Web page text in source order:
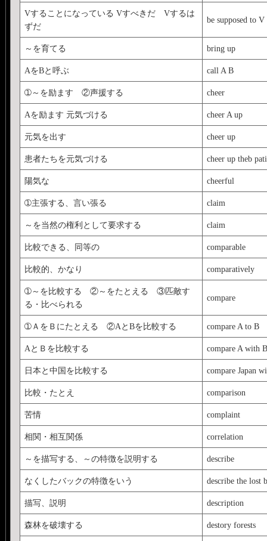
Vすることになっている Vすべきだ Vするは
ずだ
be supposed to V
～を育てる bring up
AをBと呼ぶ call A B
➀～を励ます ②声援する cheer
Aを励ます 元気づける cheer A up
元気を出す cheer up
患者たちを元気づける cheer up theb
陽気な cheerful
➀主張する、言い張る claim
～を当然の権利として要求する claim
比較できる、同等の comparable
比較的、かなり comparatively
➀～を比較する ②～をたとえる ③匹敵す
る・比べられる
compare
➀ＡをＢにたとえる ②AとBを比較する compare A to B
AとＢを比較する compare A with B
日本と中国を比較する compare Japan
比較・たとえ comparison
苦情 complaint
相関・相互関係 correlation
～を描写する、～の特徴を説明する describe
なくしたバックの特徴をいう describe the lost
描写、説明 description
森林を破壊する destory forests